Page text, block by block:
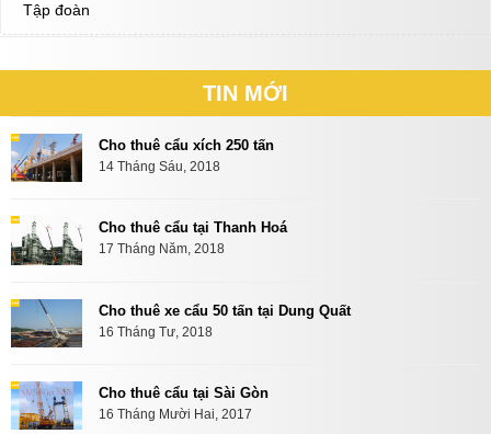
Tập đoàn
TIN MỚI
Cho thuê cẩu xích 250 tấn
14 Tháng Sáu, 2018
Cho thuê cẩu tại Thanh Hoá
17 Tháng Năm, 2018
Cho thuê xe cẩu 50 tấn tại Dung Quất
16 Tháng Tư, 2018
Cho thuê cẩu tại Sài Gòn
16 Tháng Mười Hai, 2017